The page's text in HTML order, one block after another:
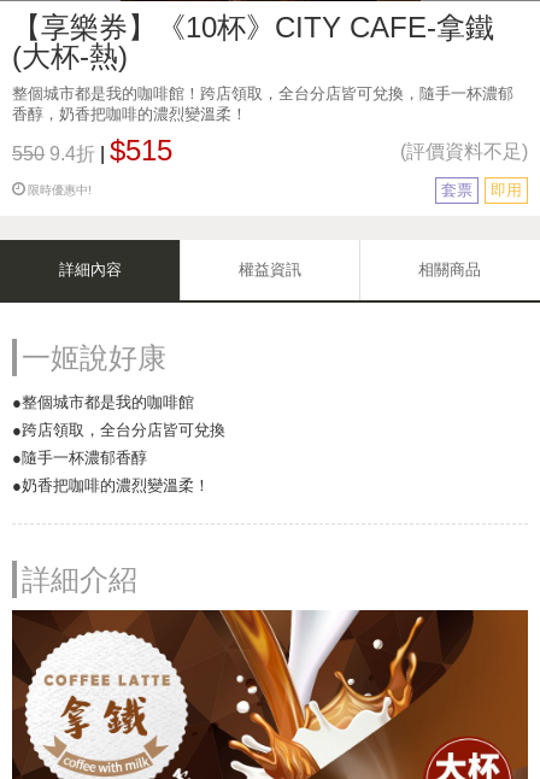
【享樂券】《10杯》CITY CAFE-拿鐵
(大杯-熱)
整個城市都是我的咖啡館！跨店領取，全台分店皆可兌換，隨手一杯濃郁
香醇，奶香把咖啡的濃烈變溫柔！
550 9.4折 $515 (評價資料不足)
限時優惠中! 即用
套票
詳細內容 權益資訊 相關商品
一姬說好康
●整個城市都是我的咖啡館
●跨店領取，全台分店皆可兌換
●隨手一杯濃郁香醇
●奶香把咖啡的濃烈變溫柔！
詳細介紹